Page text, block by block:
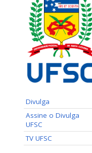
Divulga
Assine o Divulga
UFSC
TV UFSC